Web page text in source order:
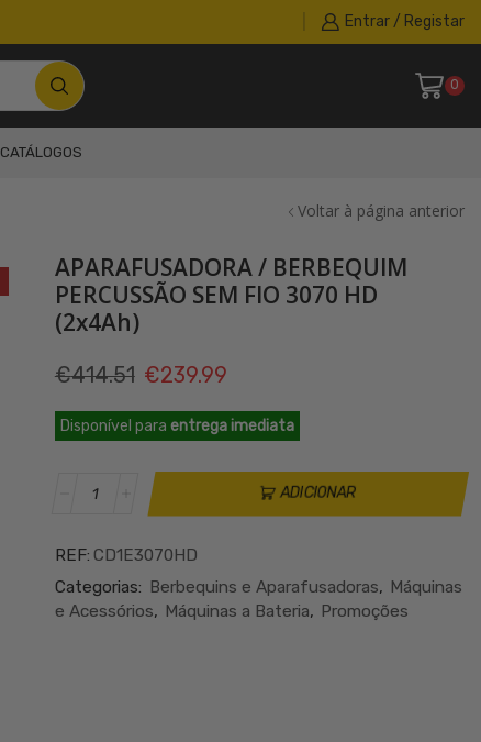
Entrar / Registar
0
CATÁLOGOS
Voltar à página anterior
APARAFUSADORA / BERBEQUIM
PERCUSSÃO SEM FIO 3070 HD
(2x4Ah)
€414.51 O
preço
original
era:
€414.51.
€239.99O
preço
atual
é:
€239.99.
Disponível para entrega imediata
PERCUSSÃO
SEM
ADICIONAR
REF: CD1E3070HD
Categorias: Berbequins e Aparafusadoras, Máquinas
e Acessórios, Máquinas a Bateria, Promoções